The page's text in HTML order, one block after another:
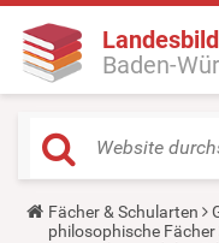
Baden-
Y
o
Fächer & Schularten
philosophische Fächer